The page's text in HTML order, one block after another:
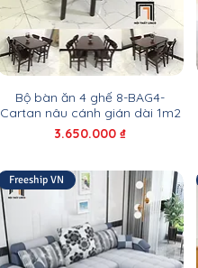
Bộ bàn ăn 4 ghế 8-BAG4-
Cartan nâu cánh gián dài 1m2
Giá
3.650.000 ₫
Freeship VN